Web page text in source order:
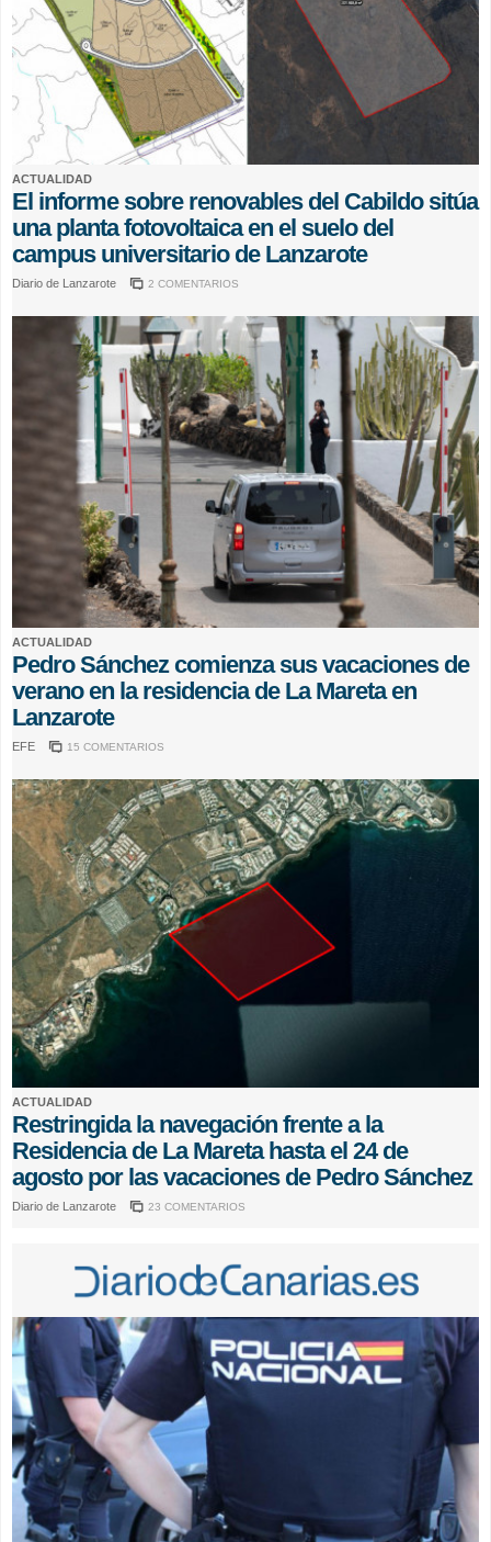
ACTUALIDAD
El informe sobre renovables del Cabildo sitúa
una planta fotovoltaica en el suelo del
campus universitario de Lanzarote
Diario de Lanzarote 2 COMENTARIOS
ACTUALIDAD
Pedro Sánchez comienza sus vacaciones de
verano en la residencia de La Mareta en
Lanzarote
EFE 15 COMENTARIOS
ACTUALIDAD
Restringida la navegación frente a la
Residencia de La Mareta hasta el 24 de
agosto por las vacaciones de Pedro Sánchez
Diario de Lanzarote 23 COMENTARIOS